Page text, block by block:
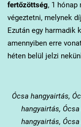
fertőzöttség, 1
végeztetni, melynek
Ezután egy harmadik
amennyiben erre
héten belül jelzi
Ócsa hangyairtás,
hangyairtás,
hangyairtás,